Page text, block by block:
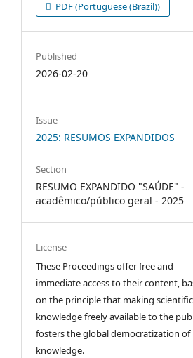
PDF (Portuguese (Brazil))
Published
2026-02-20
Issue
2025: RESUMOS EXPANDIDOS
Section
RESUMO EXPANDIDO "SAÚDE" -
acadêmico/público geral - 2025
License
These Proceedings offer free and
immediate access to their content,
on the principle that making scientific
knowledge freely available to the
fosters the global democratization of
knowledge.